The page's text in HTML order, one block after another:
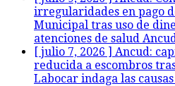
irregularidades en pago
Municipal tras uso de
atenciones de salud
[ julio 7, 2026 ] Ancud:
reducida a escombros
Labocar indaga las causas